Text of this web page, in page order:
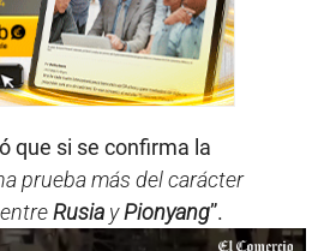
que si se confirma la
prueba más del carácter
Rusia yPionyang”.